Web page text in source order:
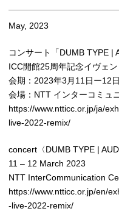
May, 2023
コンサート「DUMB TYPE |
ICC開館25周年記念イヴェ
会期：2023年3月11日ー12
会場：NTT インターコミュ
https://www.ntticc.or.jp/ja/
live-2022-remix/
concert〈DUMB TYPE |
11 – 12 March 2023
NTT InterCommunication
https://www.ntticc.or.jp/en/
-live-2022-remix/